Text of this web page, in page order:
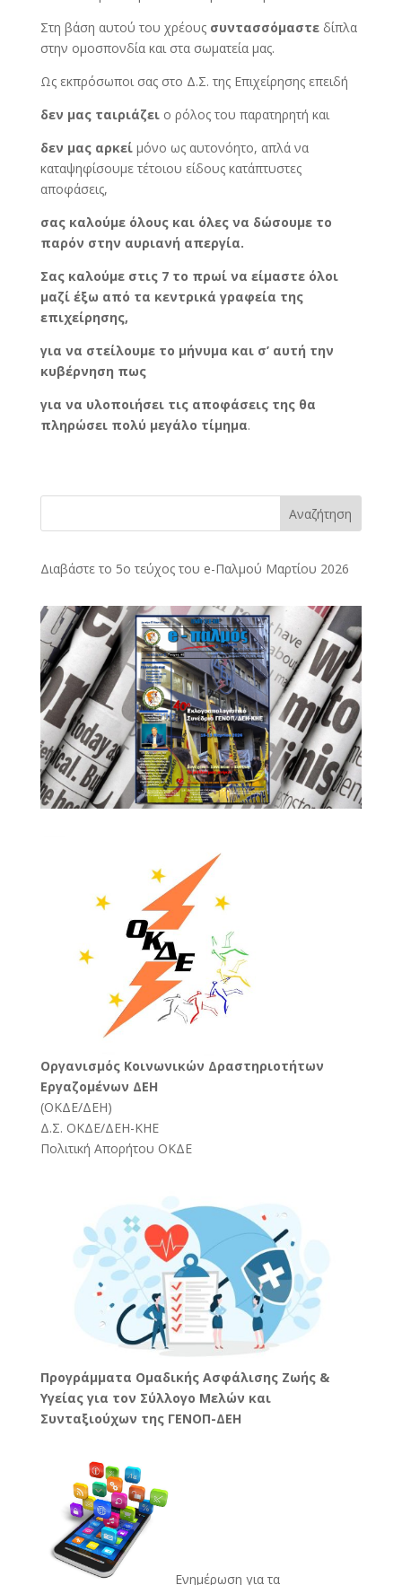
Στη βάση αυτού του χρέους συντασσόμαστεδίπλα
στην ομοσπονδία και στα σωματεία μας.
Ως εκπρόσωποι σας στο Δ.Σ. της Επιχείρησης επειδή
δεν μας ταιριάζειο ρόλος του παρατηρητή και
δεν μας αρκείμόνο ως αυτονόητο, απλά να
καταψηφίσουμε τέτοιου είδους κατάπτυστες
αποφάσεις,
σας καλούμε όλους και όλες να δώσουμε το
παρόν στην αυριανή απεργία.
Σας καλούμε στις 7 το πρωί να είμαστε όλοι
μαζί έξω από τα κεντρικά γραφεία της
επιχείρησης,
για να στείλουμε το μήνυμα και σ’ αυτή την
κυβέρνηση πως
για να υλοποιήσει τις αποφάσεις της θα
πληρώσει πολύ μεγάλο τίμημα.
Αναζήτηση
Διαβάστε το 5ο τεύχος του e-Παλμού Μαρτίου 2026
Oργανισμός Κοινωνικών Δραστηριοτήτων
Εργαζομένων ΔΕΗ
(ΟΚΔΕ/ΔΕΗ)
Δ.Σ. ΟΚΔΕ/ΔΕΗ-ΚΗΕ
Πολιτική Απορήτου ΟΚΔΕ
Προγράμματα Ομαδικής Ασφάλισης Ζωής &
Υγείας για τον Σύλλογο Μελών και
Συνταξιούχων της ΓΕΝΟΠ-ΔΕΗ
Ενημέρωση για τα